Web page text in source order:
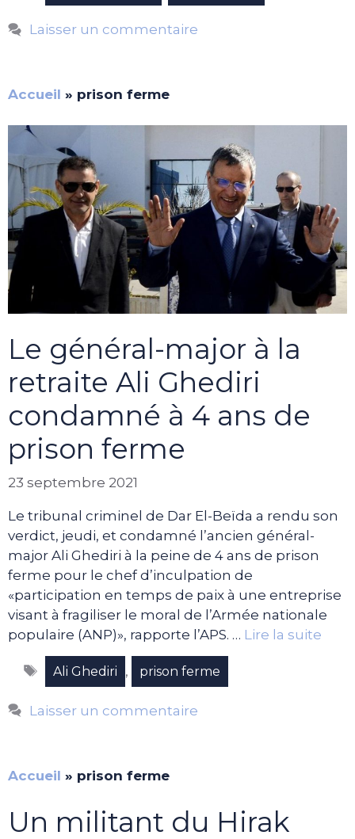
Laisser un commentaire
Accueil » prison ferme
Le général-major à la
retraite Ali Ghediri
condamné à 4 ans de
prison ferme
23 septembre 2021
Le tribunal criminel de Dar El-Beïda a rendu son
verdict, jeudi, et condamné l’ancien général-
major Ali Ghediri à la peine de 4 ans de prison
ferme pour le chef d’inculpation de
«participation en temps de paix à une entreprise
visant à fragiliser le moral de l’Armée nationale
populaire (ANP)», rapporte l’APS. … Lire la suite
Étiquettes
Ali Ghediri , prison ferme
Laisser un commentaire
Accueil » prison ferme
Un militant du Hirak